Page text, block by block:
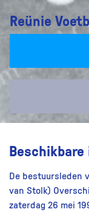
Reünie
De bestuursleden
van Stolk)
zaterdag 26 mei